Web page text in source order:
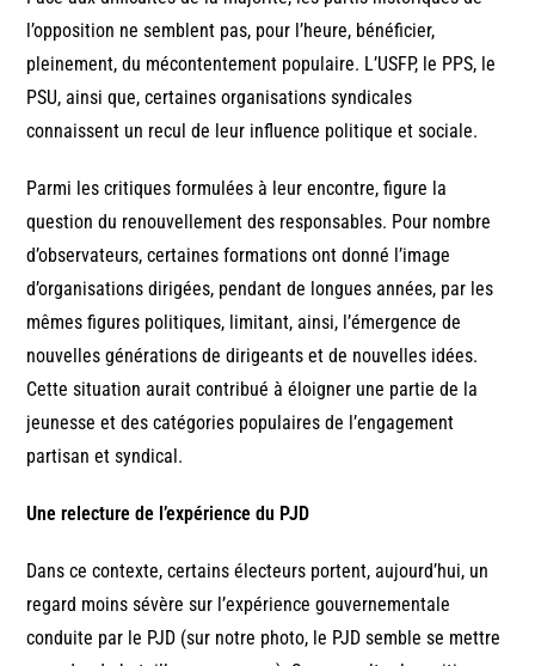
l’opposition ne semblent pas, pour l’heure, bénéficier,
pleinement, du mécontentement populaire. L’USFP, le PPS, le
PSU, ainsi que, certaines organisations syndicales
connaissent un recul de leur influence politique et sociale.
Parmi les critiques formulées à leur encontre, figure la
question du renouvellement des responsables. Pour nombre
d’observateurs, certaines formations ont donné l’image
d’organisations dirigées, pendant de longues années, par les
mêmes figures politiques, limitant, ainsi, l’émergence de
nouvelles générations de dirigeants et de nouvelles idées.
Cette situation aurait contribué à éloigner une partie de la
jeunesse et des catégories populaires de l’engagement
partisan et syndical.
Une relecture de l’expérience du PJD
Dans ce contexte, certains électeurs portent, aujourd’hui, un
regard moins sévère sur l’expérience gouvernementale
conduite par le PJD (sur notre photo, le PJD semble se mettre